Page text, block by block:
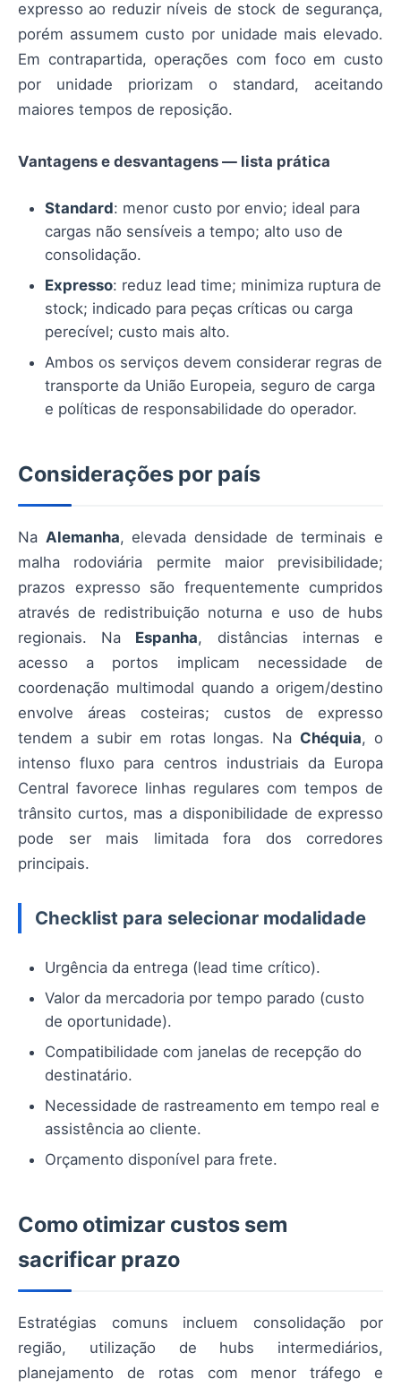
expresso ao reduzir níveis de stock de segurança,
porém assumem custo por unidade mais elevado.
Em contrapartida, operações com foco em custo
por unidade priorizam o standard, aceitando
maiores tempos de reposição.
Vantagens e desvantagens — lista prática
Standard: menor custo por envio; ideal para
cargas não sensíveis a tempo; alto uso de
consolidação.
Expresso: reduz lead time; minimiza ruptura de
stock; indicado para peças críticas ou carga
perecível; custo mais alto.
Ambos os serviços devem considerar regras de
transporte da União Europeia, seguro de carga
e políticas de responsabilidade do operador.
Considerações por país
Na Alemanha, elevada densidade de terminais e
malha rodoviária permite maior previsibilidade;
prazos expresso são frequentemente cumpridos
através de redistribuição noturna e uso de hubs
regionais. Na Espanha, distâncias internas e
acesso a portos implicam necessidade de
coordenação multimodal quando a origem/destino
envolve áreas costeiras; custos de expresso
tendem a subir em rotas longas. Na Chéquia, o
intenso fluxo para centros industriais da Europa
Central favorece linhas regulares com tempos de
trânsito curtos, mas a disponibilidade de expresso
pode ser mais limitada fora dos corredores
principais.
Checklist para selecionar modalidade
Urgência da entrega (lead time crítico).
Valor da mercadoria por tempo parado (custo
de oportunidade).
Compatibilidade com janelas de recepção do
destinatário.
Necessidade de rastreamento em tempo real e
assistência ao cliente.
Orçamento disponível para frete.
Como otimizar custos sem
sacrificar prazo
Estratégias comuns incluem consolidação por
região, utilização de hubs intermediários,
planejamento de rotas com menor tráfego e